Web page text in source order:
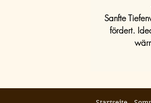
Sanfte
fördert.